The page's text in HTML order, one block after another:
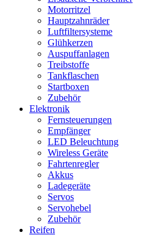
Motorritzel
Hauptzahnräder
Luftfiltersysteme
Glühkerzen
Auspuffanlagen
Treibstoffe
Tankflaschen
Startboxen
Zubehör
Elektronik
Fernsteuerungen
Empfänger
LED Beleuchtung
Wireless Geräte
Fahrtenregler
Akkus
Ladegeräte
Servos
Servohebel
Zubehör
Reifen